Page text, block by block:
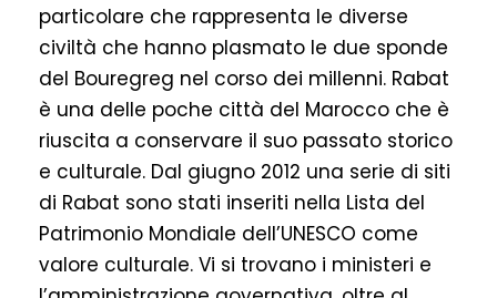
particolare che rappresenta le diverse
civiltà che hanno plasmato le due sponde
del Bouregreg nel corso dei millenni. Rabat
è una delle poche città del Marocco che è
riuscita a conservare il suo passato storico
e culturale. Dal giugno 2012 una serie di siti
di Rabat sono stati inseriti nella Lista del
Patrimonio Mondiale dell’UNESCO come
valore culturale. Vi si trovano i ministeri e